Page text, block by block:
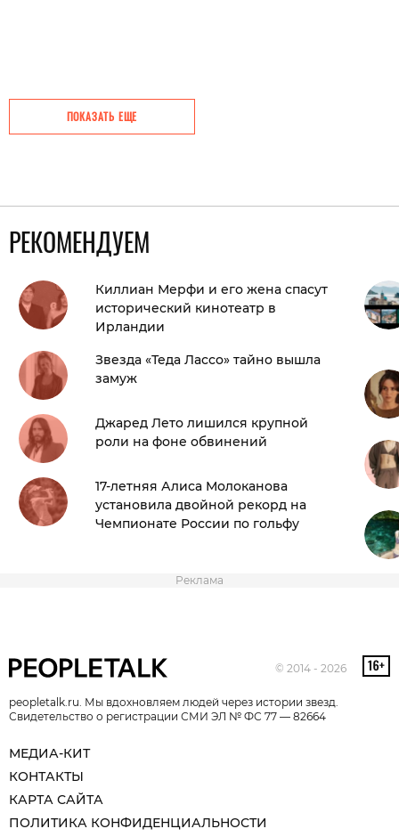
ПОКАЗАТЬ ЕЩЕ
РЕКОМЕНДУЕМ
Киллиан Мерфи и его жена спасут
исторический кинотеатр в
Ирландии
Звезда «Теда Лассо» тайно вышла
замуж
Джаред Лето лишился крупной
роли на фоне обвинений
17-летняя Алиса Молоканова
установила двойной рекорд на
Чемпионате России по гольфу
Реклама
© 2014 - 2026
peopletalk.ru. Мы вдохновляем людей через истории звезд.
Свидетельство о регистрации СМИ ЭЛ № ФС 77 — 82664
МЕДИА-КИТ
КОНТАКТЫ
КАРТА САЙТА
ПОЛИТИКА КОНФИДЕНЦИАЛЬНОСТИ